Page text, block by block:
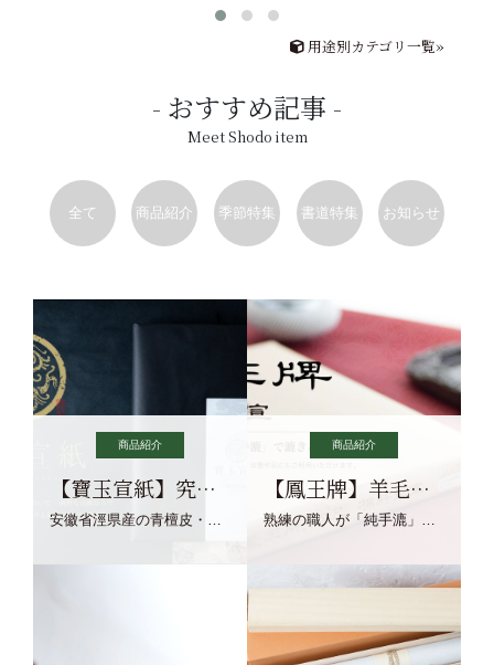
用途別カテゴリ一覧»
おすすめ記事
Meet Shodo item
全て 商品紹介 季節特集 書道特集 お知らせ
商品紹介
【寶玉宣紙】究極の純粋な宣紙を目指す寶玉宣紙
安徽省涇県産の青檀皮・砂田稲藁・清らかな渓流水、熟練手漉き職人の卓越した手漉技術による最高級の純宣紙です。
商品紹介
【鳳王牌】羊毛筆×濃墨での揮毫に最適な宣紙系画仙紙
熟練の職人が「純手漉」で漉きあげる書画紙。宣紙を好まれるお客様向けの棉料単宣に漉きあげました。